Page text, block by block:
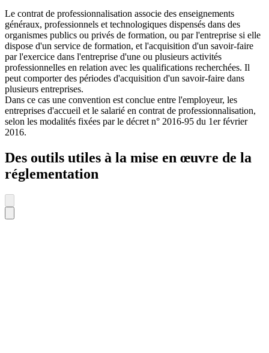
Le contrat de professionnalisation associe des enseignements
généraux, professionnels et technologiques dispensés dans des
organismes publics ou privés de formation, ou par l'entreprise si elle
dispose d'un service de formation, et l'acquisition d'un savoir-faire
par l'exercice dans l'entreprise d'une ou plusieurs activités
professionnelles en relation avec les qualifications recherchées. Il
peut comporter des périodes d'acquisition d'un savoir-faire dans
plusieurs entreprises.
Dans ce cas une convention est conclue entre l'employeur, les
entreprises d'accueil et le salarié en contrat de professionnalisation,
selon les modalités fixées par le décret n° 2016-95 du 1er février
2016.
Des outils utiles à la mise en œuvre de la
réglementation